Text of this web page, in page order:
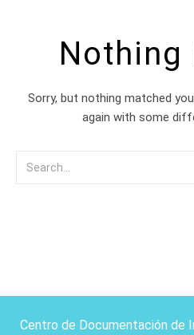
Nothing
Sorry, but nothing matched
again with some
Centro de Documentación de